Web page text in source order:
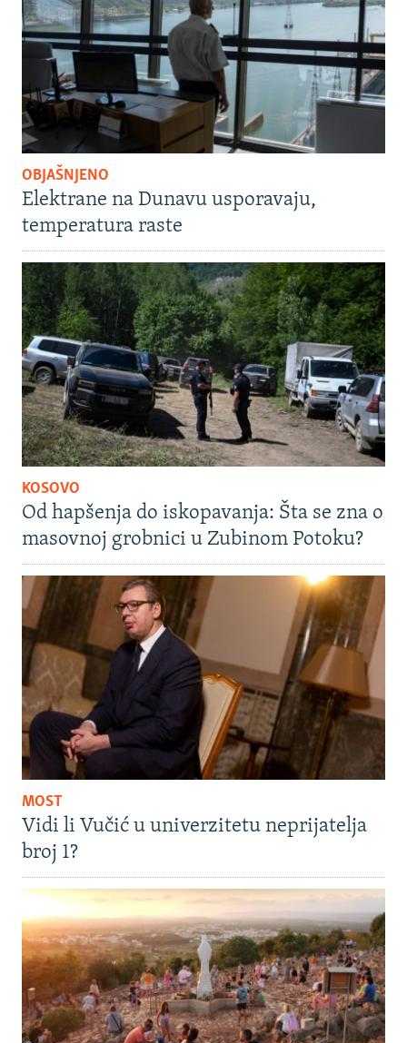
OBJAŠNJENO
Elektrane na Dunavu usporavaju,
temperatura raste
KOSOVO
Od hapšenja do iskopavanja: Šta se zna o
masovnoj grobnici u Zubinom Potoku?
MOST
Vidi li Vučić u univerzitetu neprijatelja
broj 1?